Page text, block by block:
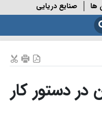
ها صنایع دریایی
دستور کار